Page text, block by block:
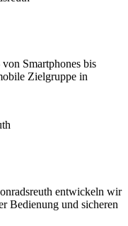
Smartphones bis
Zielgruppe in
entwickeln wir
Bedienung und sicheren